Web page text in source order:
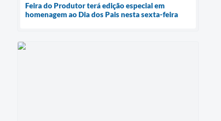
Feira do Produtor terá edição especial em
homenagem ao Dia dos Pais nesta sexta-feira